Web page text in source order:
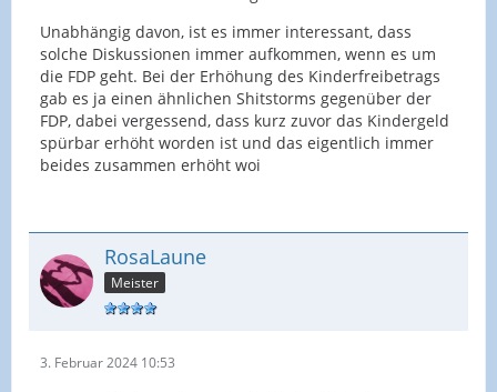
Unabhängig davon, ist es immer interessant, dass
solche Diskussionen immer aufkommen, wenn es um
die FDP geht. Bei der Erhöhung des Kinderfreibetrags
gab es ja einen ähnlichen Shitstorms gegenüber der
FDP, dabei vergessend, dass kurz zuvor das Kindergeld
spürbar erhöht worden ist und das eigentlich immer
beides zusammen erhöht woi
RosaLaune
Meister
3. Februar 2024 10:53